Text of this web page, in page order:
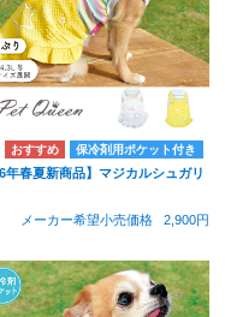
保冷剤用ポケット付き
年春夏新商品】マジカルシュガリ
メーカー希望小売価格
2,900円